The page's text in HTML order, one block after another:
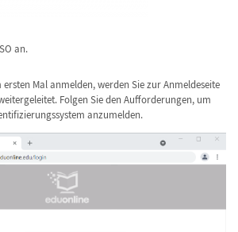
an.
ersten Mal anmelden, werden Sie zur Anmeldeseite
Folgen Sie den Aufforderungen, um
anzumelden.